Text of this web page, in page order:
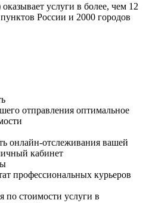
услуги в более, чем 12
России и 2000 городов
отправления оптимальное
онлайн-отслеживания вашей
кабинет
профессиональных курьеров
по стоимости услуги в